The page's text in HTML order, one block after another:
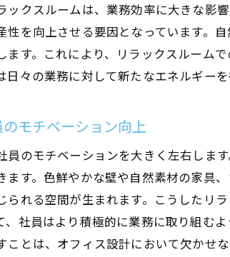
リラックスルームが社
社員の声を反映し
満足度向上につな
休憩スペースがもた
リラクゼーション
社員が求めるリラ
自然光を活用したリラ
エネルギー効率を
自然光がもたらす
ックスルームは、業務効率に大きな影
性を向上させる要因となっています。
ます。これにより、リラックスルーム
々の業務に対して新たなエネルギー
モチベーション向上
員のモチベーションを大きく左右しま
ます。色鮮やかな壁や自然素材の家具
られる空間が生まれます。こうしたリ
、社員はより積極的に業務に取り組む
とは、オフィス設計において欠かせな